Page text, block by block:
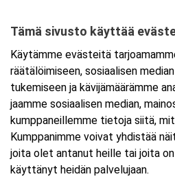
Tarkempi kartta ja ajo-ohjeet
Tämä sivusto käyttää
Käytämme evästeitä
räätälöimiseen, sosiaalisen
tukemiseen ja kävijämäärämme
jaamme sosiaalisen median,
kumppaneillemme tietoja siitä,
Kumppanimme voivat yhdistää
joita olet antanut heille tai joita
käyttänyt heidän palvelujaan.